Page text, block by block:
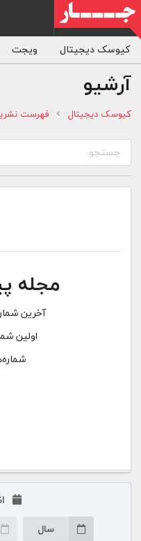
کیوسک دیجیتال ویجت
آرشیو
کیوسک دیجیتال فهرست
جستجو
مجله
آخرین
اولین
سال